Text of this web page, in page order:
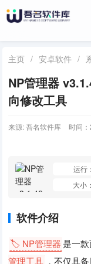
主页 / 安卓软件 /
NP管理器
向修改工具
来源: 吾名软件库 时间
运行
大小
软件介绍
🏷️ NP管理器 是一
管理工具 ，不仅具